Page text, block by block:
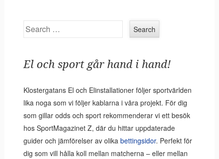
Search
El och sport går hand i hand!
Klostergatans El och Elinstallationer följer sportvärlden
lika noga som vi följer kablarna i våra projekt. För dig
som gillar odds och sport rekommenderar vi ett besök
hos SportMagazinet Z, där du hittar uppdaterade
guider och jämförelser av olika bettingsidor. Perfekt för
dig som vill hålla koll mellan matcherna – eller mellan